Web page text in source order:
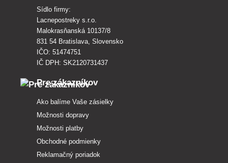
Sídlo firmy:
Lacnepostreky s.r.o.
Malokrasňanská 10137/8
831 54 Bratislava, Slovensko
IČO: 51474751
IČ DPH: SK2120731437
Pre zákazníkov
Ako balíme Vaše zásielky
Možnosti dopravy
Možnosti platby
Obchodné podmienky
Reklamačný poriadok